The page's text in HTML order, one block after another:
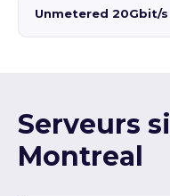
Unmetered 20Gbit/
Serveurs
Montreal